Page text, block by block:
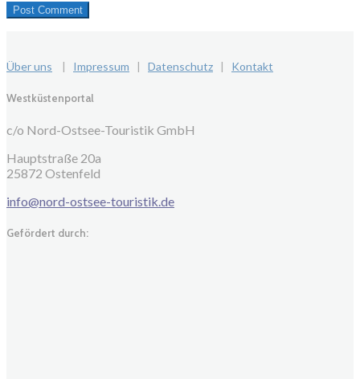
Über uns | Impressum | Datenschutz | Kontakt
Westküstenportal
c/o Nord-Ostsee-Touristik GmbH
Hauptstraße 20a
25872 Ostenfeld
info@nord-ostsee-touristik.de
Gefördert durch: